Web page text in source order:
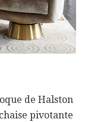
de Halston
pivotante